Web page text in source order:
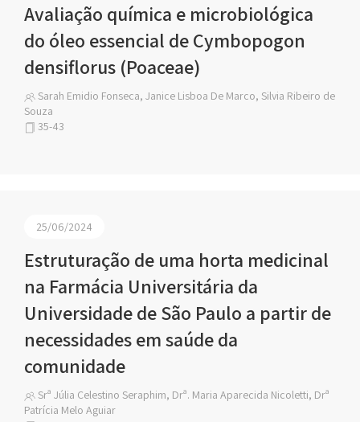
Avaliação química e microbiológica
do óleo essencial de Cymbopogon
densiflorus (Poaceae)
Sarah Emidio Fonseca, Janice Lisboa De Marco, Silvia Ribeiro de
Souza
35-43
25/06/2024
Estruturação de uma horta medicinal
na Farmácia Universitária da
Universidade de São Paulo a partir de
necessidades em saúde da
comunidade
Srª Júlia Celestino Seraphim, Drª. Maria Aparecida Nicoletti, Drª
Patrícia Melo Aguiar